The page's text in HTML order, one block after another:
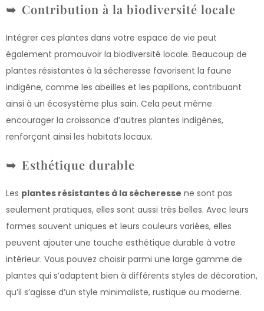
Contribution à la biodiversité locale
Intégrer ces plantes dans votre espace de vie peut
également promouvoir la biodiversité locale. Beaucoup de
plantes résistantes à la sécheresse favorisent la faune
indigène, comme les abeilles et les papillons, contribuant
ainsi à un écosystème plus sain. Cela peut même
encourager la croissance d’autres plantes indigènes,
renforçant ainsi les habitats locaux.
Esthétique durable
Les plantes résistantes à la sécheresse ne sont pas
seulement pratiques, elles sont aussi très belles. Avec leurs
formes souvent uniques et leurs couleurs variées, elles
peuvent ajouter une touche esthétique durable à votre
intérieur. Vous pouvez choisir parmi une large gamme de
plantes qui s’adaptent bien à différents styles de décoration,
qu’il s’agisse d’un style minimaliste, rustique ou moderne.